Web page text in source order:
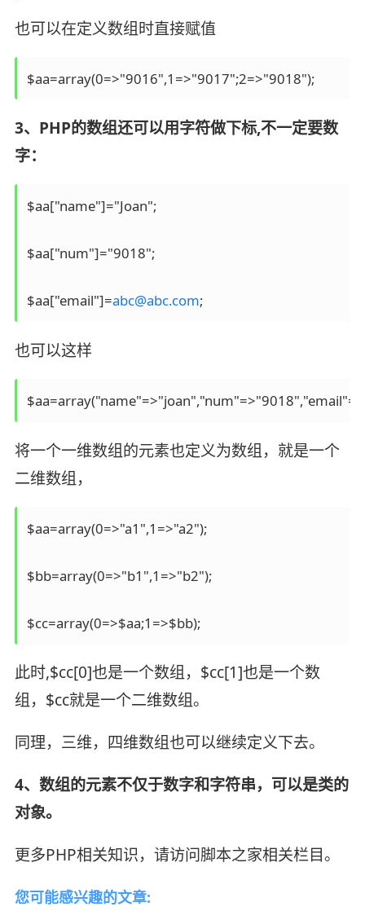
也可以在定义数组时直接赋值
$aa=array(0=>"9016",1=>"9017";2=>"9018");
3、PHP的数组还可以用字符做下标,不一定要数
字：
$aa["name"]="Joan";
$aa["num"]="9018";
$aa["email"]=abc@abc.com;
也可以这样
$aa=array("name"=>"joan","num"=>"9018","email"=>
将一个一维数组的元素也定义为数组，就是一个
二维数组，
$aa=array(0=>"a1",1=>"a2");
$bb=array(0=>"b1",1=>"b2");
$cc=array(0=>$aa;1=>$bb);
此时,$cc[0]也是一个数组，$cc[1]也是一个数
组，$cc就是一个二维数组。
同理，三维，四维数组也可以继续定义下去。
4、数组的元素不仅于数字和字符串，可以是类的
对象。
更多PHP相关知识，请访问脚本之家相关栏目。
您可能感兴趣的文章: